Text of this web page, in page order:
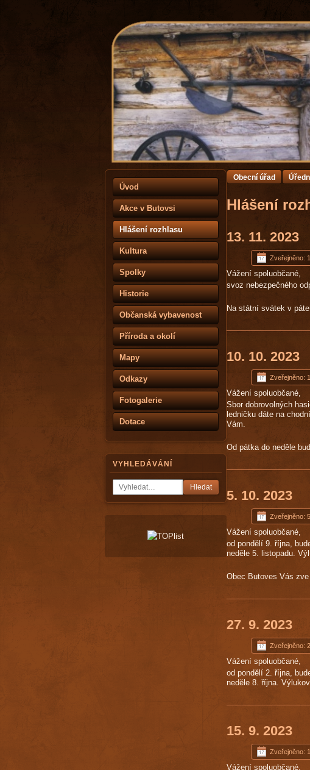
Úvod
Akce v Butovsi
Hlášení rozhlasu
Kultura
Spolky
Historie
Občanská vybavenost
Příroda a okolí
Mapy
Odkazy
Fotogalerie
Dotace
VYHLEDÁVÁNÍ
Hledat
Obecní úřad
Hlášení
13. 11. 2023
Zveřejněno:
Vážení spoluobčané,
svoz nebezpečného
Na státní svátek v
10. 10. 2023
Zveřejněno:
Vážení spoluobčané,
Sbor dobrovolných
ledničku dáte na
Vám.
Od pátka do neděle
5. 10. 2023
Zveřejněno:
Vážení spoluobčané,
od pondělí 9. října,
neděle 5. listopadu.
Obec Butoves Vás
27. 9. 2023
Zveřejněno:
Vážení spoluobčané,
od pondělí 2. října,
neděle 8. října.
15. 9. 2023
Zveřejněno:
Vážení spoluobčané,